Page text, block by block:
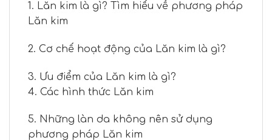
1. Lăn kim là gì? Tìm hiểu về phương pháp
Lăn kim
2. Cơ chế hoạt động của Lăn kim là gì?
3. Ưu điểm của Lăn kim là gì?
4. Các hình thức Lăn kim
5. Những làn da không nên sử dụng
phương pháp Lăn kim